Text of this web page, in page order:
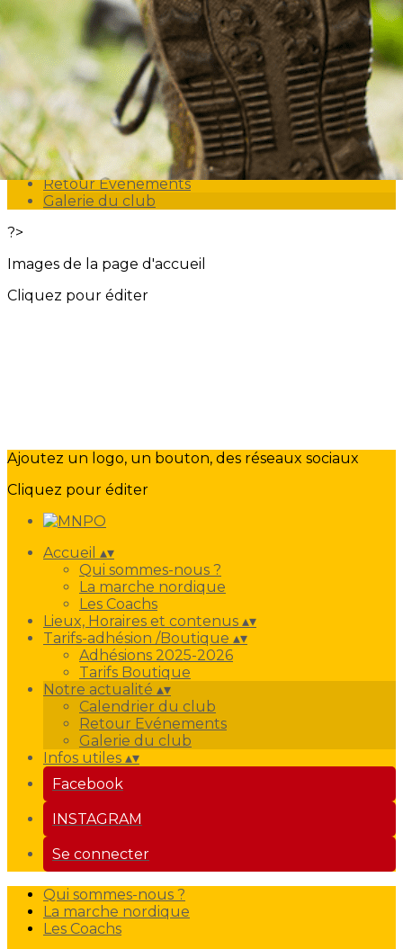
Exporter les lignes sélectionnées
Exporter toutes les colonnes
Exporter uniquement les colonnes affichées
Menu
<
>
Calendrier du club
Retour Evénements
Galerie du club
?>
Images de la page d'accueil
Cliquez pour éditer
Ajoutez un logo, un bouton, des réseaux sociaux
Cliquez pour éditer
Accueil ▴▾
Qui sommes-nous ?
La marche nordique
Les Coachs
Lieux, Horaires et contenus ▴▾
Tarifs-adhésion /Boutique ▴▾
Adhésions 2025-2026
Tarifs Boutique
Notre actualité ▴▾
Calendrier du club
Retour Evénements
Galerie du club
Infos utiles ▴▾
Facebook
INSTAGRAM
Se connecter
Qui sommes-nous ?
La marche nordique
Les Coachs